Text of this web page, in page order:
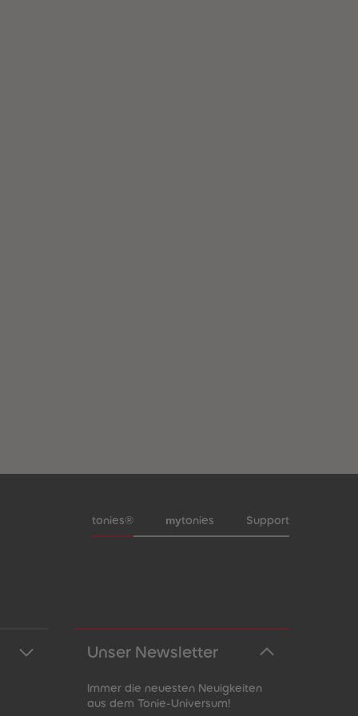
Meta-Navigation Footer
tonies® mytonies Support
Unser Newsletter
Immer die neuesten Neuigkeiten
aus dem Tonie-Universum!